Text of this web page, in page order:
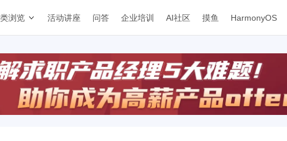
浏览 活动讲座 问答 企业培训 AI社区 摸鱼 HarmonyOS